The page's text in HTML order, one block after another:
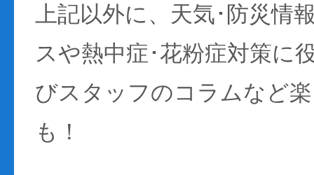
上記以外に、天気･防災情
スや熱中症･花粉症対策に
びスタッフのコラムなど
も！